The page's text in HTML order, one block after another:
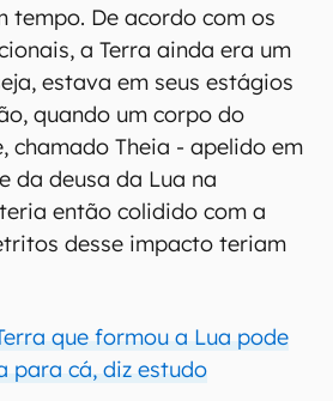
tempo. De acordo com os
a Terra ainda era um
estava em seus estágios
quando um corpo do
chamado Theia - apelido em
da deusa da Lua na
então colidido com a
desse impacto teriam
que formou a Lua pode
para cá, diz estudo